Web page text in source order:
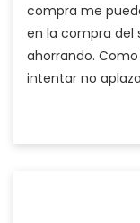
compra me
en la compra del
ahorrando.
intentar no